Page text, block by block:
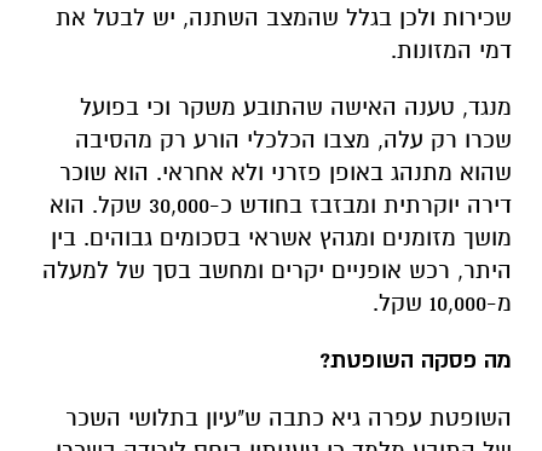
שכירות ולכן בגלל שהמצב השתנה, יש לבטל את
דמי המזונות.
מנגד, טענה האישה שהתובע משקר וכי בפועל
שכרו רק עלה, מצבו הכלכלי הורע רק מהסיבה
שהוא מתנהג באופן פזרני ולא אחראי. הוא שוכר
דירה יוקרתית ומבזבז בחודש כ-30,000 שקל. הוא
מושך מזומנים ומגהץ אשראי בסכומים גבוהים. בין
היתר, רכש אופניים יקרים ומחשב בסך של למעלה
מ-10,000 שקל
.
מה פסקה השופטת?
השופטת עפרה גיא כתבה ש"עיון בתלושי השכר